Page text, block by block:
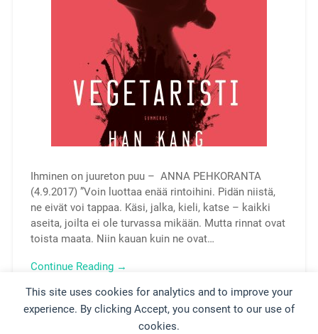
This site uses cookies for analytics and to improve your
experience. By clicking Accept, you consent to our use of
cookies.
Ihminen on juureton puu – ANNA PEHKORANTA
(4.9.2017) ”Voin luottaa enää rintoihini. Pidän niistä,
ne eivät voi tappaa. Käsi, jalka, kieli, katse – kaikki
aseita, joilta ei ole turvassa mikään. Mutta rinnat ovat
toista maata. Niin kauan kuin ne ovat…
Continue Reading →
am/30 0